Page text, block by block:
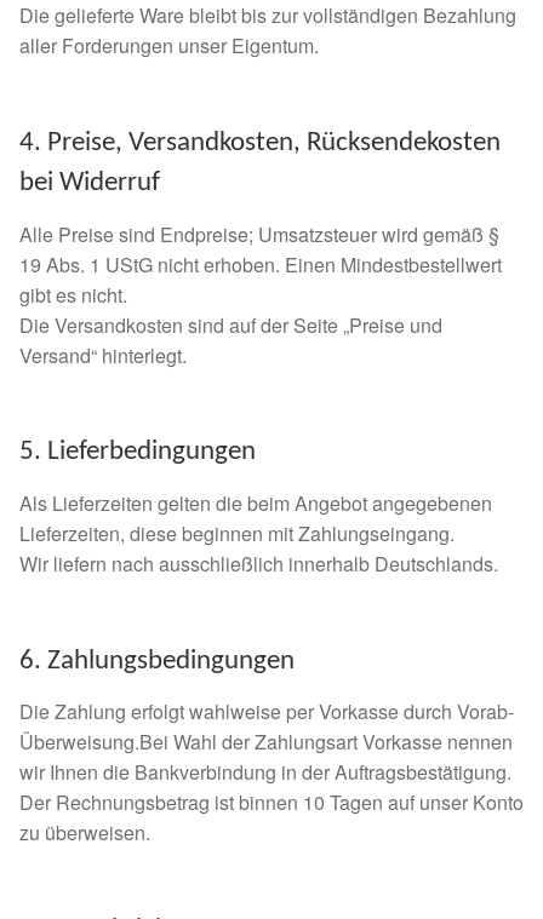
Schutzgebühr
Notnasen in Deutschland
Notnasen noch im Ausland
Notnasen mit Handicap
Wichtige Gedanken vor der Adoption
Leishmaniose
Sonderfarben bei Hunden
Zwingerhusten
Ablauf Adoption
Die gelieferte Ware bleibt bis zur vollständigen Bezahlung
aller Forderungen unser Eigentum.
4. Preise, Versandkosten, Rücksendekosten
bei Widerruf
Alle Preise sind Endpreise; Umsatzsteuer wird gemäß §
19 Abs. 1 UStG nicht erhoben. Einen Mindestbestellwert
gibt es nicht.
Die Versandkosten sind auf der Seite „Preise und
Versand“ hinterlegt.
5. Lieferbedingungen
Als Lieferzeiten gelten die beim Angebot angegebenen
Lieferzeiten, diese beginnen mit Zahlungseingang.
Wir liefern nach ausschließlich innerhalb Deutschlands.
6. Zahlungsbedingungen
Die Zahlung erfolgt wahlweise per Vorkasse durch Vorab-
Überweisung.Bei Wahl der Zahlungsart Vorkasse nennen
wir Ihnen die Bankverbindung in der Auftragsbestätigung.
Der Rechnungsbetrag ist binnen 10 Tagen auf unser Konto
zu überweisen.